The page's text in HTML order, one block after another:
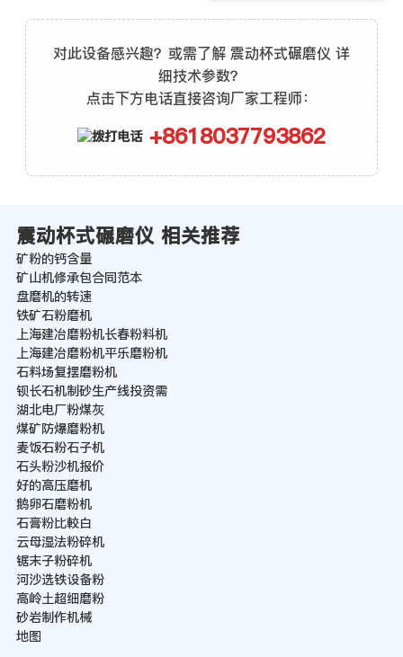
对此设备感兴趣？或需了解 震动杯式碾磨仪 详
细技术参数？
点击下方电话直接咨询厂家工程师：
+8618037793862
震动杯式碾磨仪 相关推荐
矿粉的钙含量
矿山机修承包合同范本
盘磨机的转速
铁矿石粉磨机
上海建冶磨粉机长春粉料机
上海建冶磨粉机平乐磨粉机
石料场复摆磨粉机
钡长石机制砂生产线投资需
湖北电厂粉煤灰
煤矿防爆磨粉机
麦饭石粉石子机
石头粉沙机报价
好的高压磨机
鹅卵石磨粉机
石膏粉比較白
云母湿法粉碎机
锯末子粉碎机
河沙选铁设备粉
高岭土超细磨粉
砂岩制作机械
地图